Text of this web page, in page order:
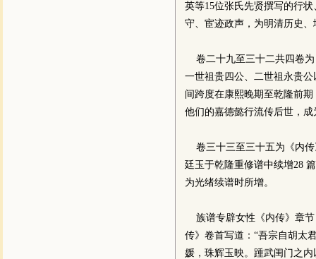
英等15位张氏先贤撰写的行
守、宦迹政声，为明清历史
卷二十九至三十二共四卷为
一世祖贵四公、二世祖永贵
间跨度在康熙晚期至乾隆前
他们的嘉德懿行流传后世，
卷三十三至三十五为《内传
廷玉于乾隆重修谱中续增28
为光绪续谱时所增。
族谱专辟女性《内传》章节
传》卷首写道：“吾宗自胡太
媛，珠辉玉映。踵武闺门之